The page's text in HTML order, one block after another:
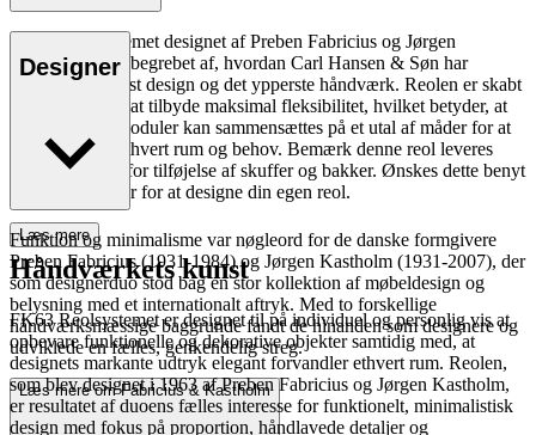
FK63 Reolsystemet designet af Preben Fabricius og Jørgen
Kastholm er indbegrebet af, hvordan Carl Hansen & Søn har
helliget sig tidløst design og det ypperste håndværk. Reolen er skabt
med henblik på at tilbyde maksimal fleksibilitet, hvilket betyder, at
de forskellige moduler kan sammensættes på et utal af måder for at
imødekomme ethvert rum og behov. Bemærk denne reol leveres
uden mulighed for tilføjelse af skuffer og bakker. Ønskes dette benyt
vores customizer for at designe din egen reol.
Læs mere
Designer
Funktion og minimalisme var nøgleord for de danske formgivere
Preben Fabricius (1931-1984) og Jørgen Kastholm (1931-2007), der
som designerduo stod bag en stor kollektion af møbeldesign og
belysning med et internationalt aftryk. Med to forskellige
håndværksmæssige baggrunde fandt de hinanden som designere og
udviklede en fælles, genkendelig streg.
Læs mere om Fabricius & Kastholm
Håndværkets kunst
FK63 Reolsystemet er designet til på individuel og personlig vis at
opbevare funktionelle og dekorative objekter samtidig med, at
designets markante udtryk elegant forvandler ethvert rum. Reolen,
som blev designet i 1963 af Preben Fabricius og Jørgen Kastholm,
er resultatet af duoens fælles interesse for funktionelt, minimalistisk
design med fokus på proportion, håndlavede detaljer og